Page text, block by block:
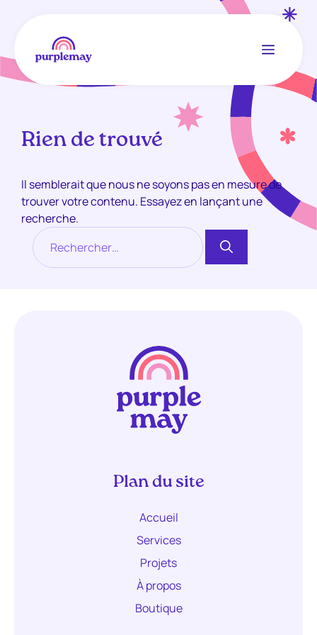
contenu
Menu
Rien de trouvé
Il semblerait que nous ne soyons pas en mesure de
trouver votre contenu. Essayez en lançant une
recherche.
Rechercher :
Plan du site
Accueil
Services
Projets
À propos
Boutique